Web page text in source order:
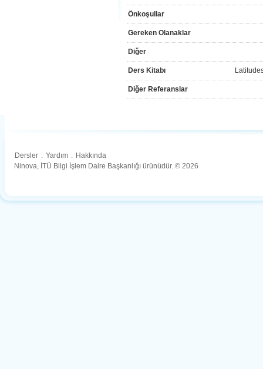
Önkoşullar
Gereken Olanaklar
Diğer
Ders Kitabı
Diğer Referanslar
Dersler . Yardım . Hakkında
Ninova, İTÜ Bilgi İşlem Daire Başkanlığı ürünüdür. © 2026